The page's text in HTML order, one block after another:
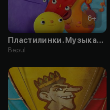
6+
Пластилинки. Музыкальные инструменты
Bepul